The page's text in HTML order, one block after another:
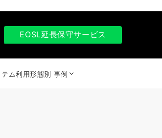
EOSL延長保守サービス
テム利用形態別 事例